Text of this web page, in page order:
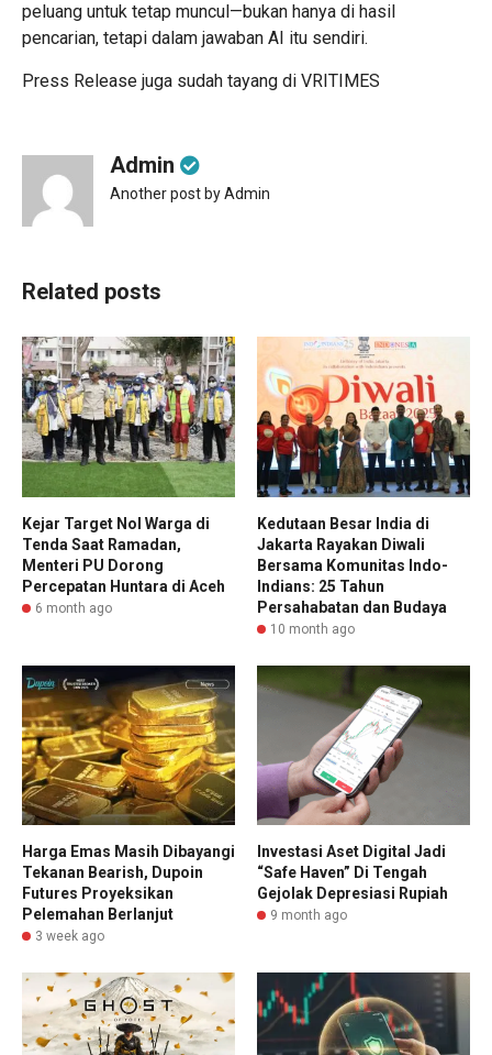
peluang untuk tetap muncul—bukan hanya di hasil
pencarian, tetapi dalam jawaban AI itu sendiri.
Press Release juga sudah tayang di VRITIMES
Admin
Another post by Admin
Related posts
Kejar Target Nol Warga di
Tenda Saat Ramadan,
Menteri PU Dorong
Percepatan Huntara di Aceh
6 month ago
Kedutaan Besar India di
Jakarta Rayakan Diwali
Bersama Komunitas Indo-
Indians: 25 Tahun
Persahabatan dan Budaya
10 month ago
Harga Emas Masih Dibayangi
Tekanan Bearish, Dupoin
Futures Proyeksikan
Pelemahan Berlanjut
3 week ago
Investasi Aset Digital Jadi
“Safe Haven” Di Tengah
Gejolak Depresiasi Rupiah
9 month ago